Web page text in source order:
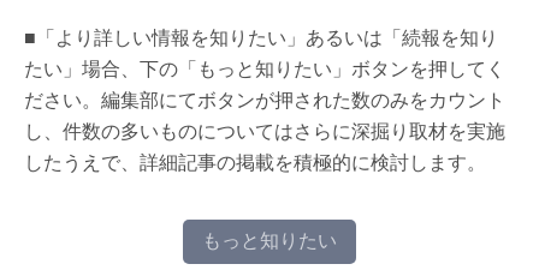
■「より詳しい情報を知りたい」あるいは「続報を知り
たい」場合、下の「もっと知りたい」ボタンを押してく
ださい。編集部にてボタンが押された数のみをカウント
し、件数の多いものについてはさらに深掘り取材を実施
したうえで、詳細記事の掲載を積極的に検討します。
もっと知りたい